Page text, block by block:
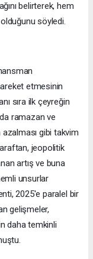
belirterek, hem
söyledi.
etmesinin
sıra ilk çeyreğin
ramazan ve
azalması gibi takvim
jeopolitik
artış ve buna
unsurlar
2025'e paralel bir
gelişmeler,
daha temkinli